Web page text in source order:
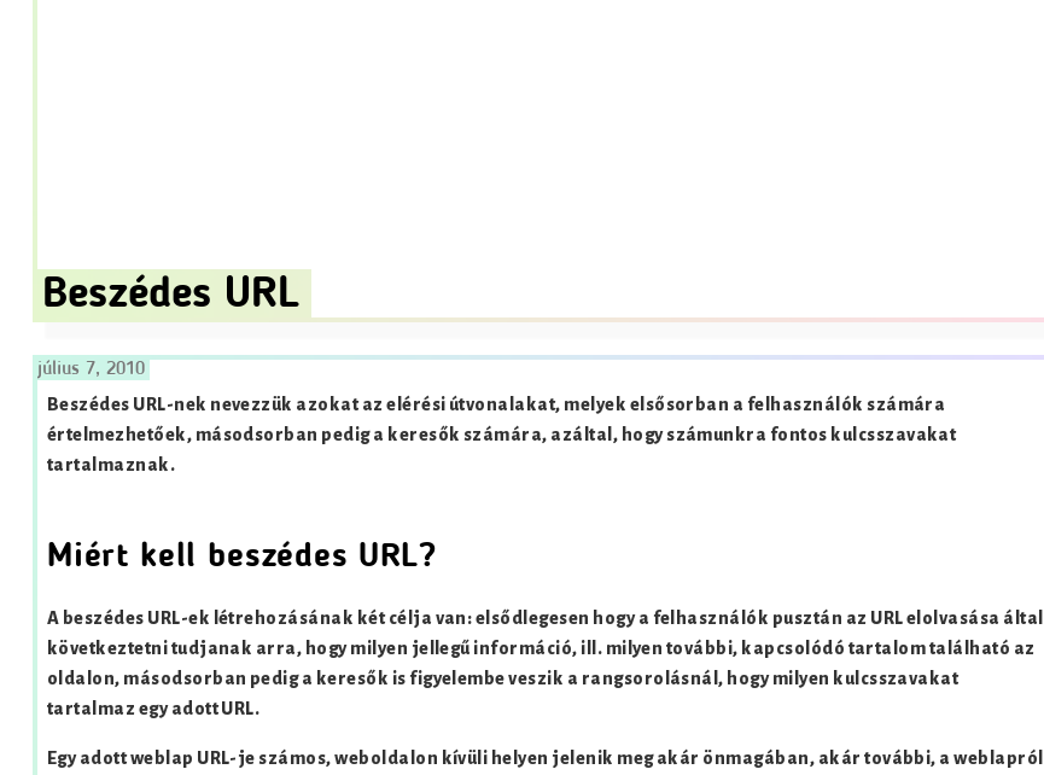
Beszédes URL
július 7, 2010
Beszédes URL-nek nevezzük azokat az elérési útvonalakat, melyek elsősorban a felhasználók számára
értelmezhetőek, másodsorban pedig a keresők számára, azáltal, hogy számunkra fontos kulcsszavakat
tartalmaznak.
Miért kell beszédes URL?
A beszédes URL-ek létrehozásának két célja van: elsődlegesen hogy a felhasználók pusztán az URL elolvasása által
következtetni tudjanak arra, hogy milyen jellegű információ, ill. milyen további, kapcsolódó tartalom található az
oldalon, másodsorban pedig a keresők is figyelembe veszik a rangsorolásnál, hogy milyen kulcsszavakat
tartalmaz egy adott URL.
Egy adott weblap URL-je számos, weboldalon kívüli helyen jelenik meg akár önmagában, akár további, a weblapról